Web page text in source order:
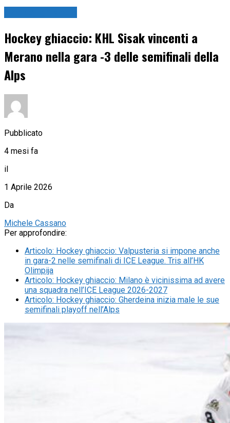
Hockey ghiaccio: KHL Sisak vincenti a
Merano nella gara -3 delle semifinali della
Alps
Pubblicato
4 mesi fa
il
1 Aprile 2026
Da
Michele Cassano
Per approfondire:
Articolo: Hockey ghiaccio: Valpusteria si impone anche
in gara-2 nelle semifinali di ICE League. Tris all’HK
Olimpija
Articolo: Hockey ghiaccio: Milano è vicinissima ad avere
una squadra nell’ICE League 2026-2027
Articolo: Hockey ghiaccio: Gherdeina inizia male le sue
semifinali playoff nell’Alps